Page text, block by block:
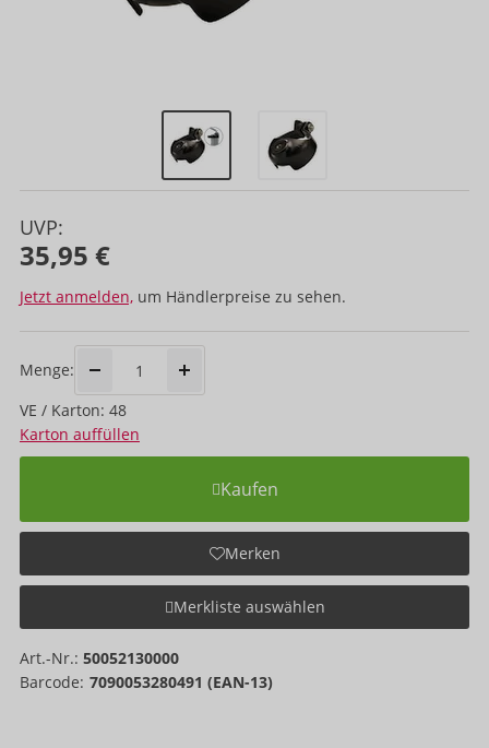
UVP:
35,95 €
Jetzt anmelden, um Händlerpreise zu sehen.
Menge:
VE / Karton: 48
Karton auffüllen
Kaufen
Merken
Merkliste auswählen
Art.-Nr.: 50052130000
Barcode: 7090053280491 (EAN-13)